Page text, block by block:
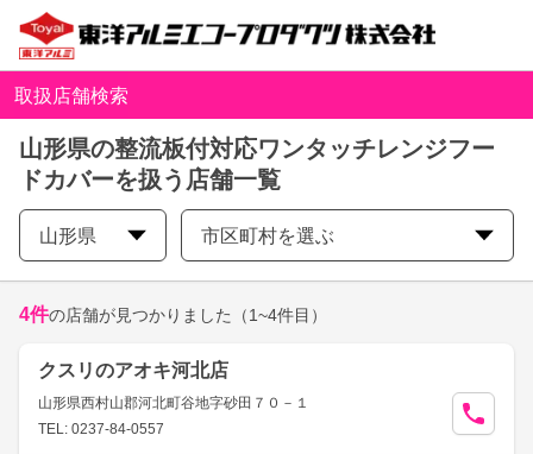
取扱店舗検索
山形県の整流板付対応ワンタッチレンジフー
ドカバーを扱う店舗一覧
山形県 市区町村を選ぶ
4件の店舗が見つかりました （1~4件目）
クスリのアオキ河北店
山形県西村山郡河北町谷地字砂田７０－１
TEL: 0237-84-0557